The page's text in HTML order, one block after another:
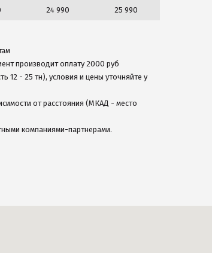
24 990 25 990
производит оплату 2000 руб
12 - 25 тн), условия и цены уточняйте у
от расстояния (МКАД - место
компаниями-партнерами.